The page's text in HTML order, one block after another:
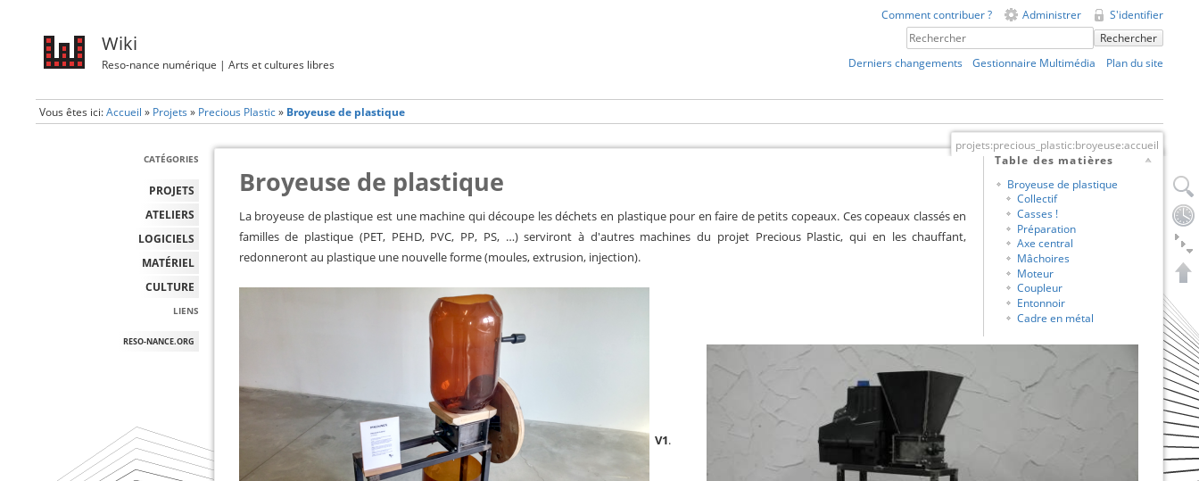
Wiki
Reso-nance numérique | Arts et cultures libres
Comment contribuer ? Administrer
S'identifier
Rechercher
Derniers changements
Gestionnaire Multimédia Plan du site
Vous êtes ici:Accueil » Projets » Precious Plastic » Broyeuse de plastique
CATÉGORIES
PROJETS
ATELIERS
LOGICIELS
MATÉRIEL
CULTURE
LIENS
RESO-NANCE.ORG
projets:precious_plastic:broyeuse:accueil
Table des matières
Broyeuse de plastique
Collectif
Casses !
Préparation
Axe central
Mâchoires
Moteur
Coupleur
Entonnoir
Cadre en métal
Broyeuse de plastique
La broyeuse de plastique est une machine qui découpe les déchets en plastique pour en faire de petits copeaux. Ces copeaux classés en
familles de plastique (PET, PEHD, PVC, PP, PS, …) serviront à d'autres machines du projet Precious Plastic, qui en les chauffant,
redonneront au plastique une nouvelle forme (moules, extrusion, injection).
V1.